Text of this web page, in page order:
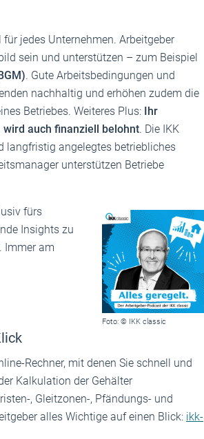
jedes Unternehmen. Arbeitgeber
sein und unterstützen – zum Beispiel
. Gute Arbeitsbedingungen und
nachhaltig und erhöhen zudem die
Betriebes. Weiteres Plus: Ihr
auch finanziell belohnt. Die IKK
langfristig angelegtes betriebliches
unterstützen Betriebe
Foto: © IKK classic
fürs
Insights zu
Immer am
Rechner, mit denen Sie schnell und
Kalkulation der Gehälter
, Gleitzonen-, Pfändungs- und
alles Wichtige auf einen Blick: ikk-